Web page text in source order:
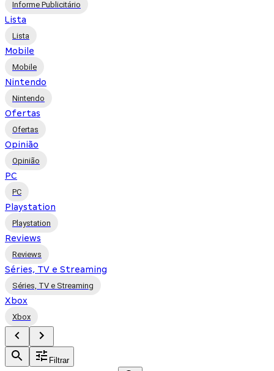
Informe Publicitário
Lista
Lista
Mobile
Mobile
Nintendo
Nintendo
Ofertas
Ofertas
Opinião
Opinião
PC
PC
Playstation
Playstation
Reviews
Reviews
Séries, TV e Streaming
Séries, TV e Streaming
Xbox
Xbox
Filtrar